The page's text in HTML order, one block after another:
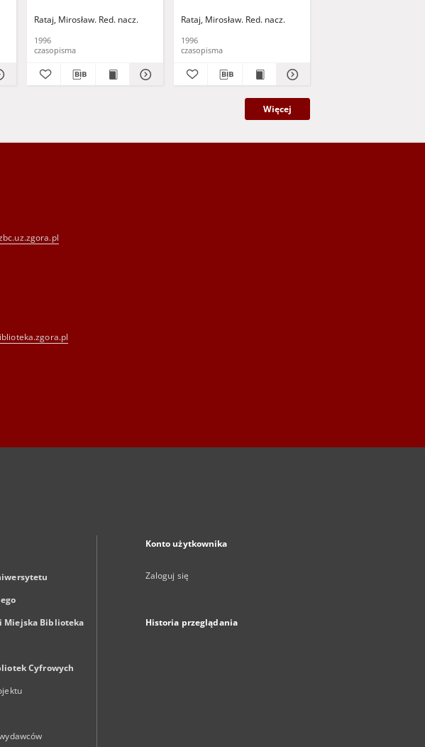
Rataj, Mirosław. Red. nacz.
1996
czasopisma
Rataj, Mirosław. Red. nacz.
1996
czasopisma
Więcej
Miejska Biblioteka
Cyfrowych
Konto użytkownika
Zaloguj się
Historia przeglądania